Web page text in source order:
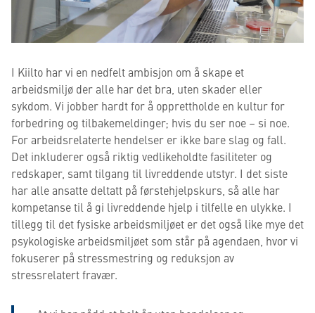
I Kiilto har vi en nedfelt ambisjon om å skape et
arbeidsmiljø der alle har det bra, uten skader eller
sykdom. Vi jobber hardt for å opprettholde en kultur for
forbedring og tilbakemeldinger; hvis du ser noe – si noe.
For arbeidsrelaterte hendelser er ikke bare slag og fall.
Det inkluderer også riktig vedlikeholdte fasiliteter og
redskaper, samt tilgang til livreddende utstyr. I det siste
har alle ansatte deltatt på førstehjelpskurs, så alle har
kompetanse til å gi livreddende hjelp i tilfelle en ulykke. I
tillegg til det fysiske arbeidsmiljøet er det også like mye det
psykologiske arbeidsmiljøet som står på agendaen, hvor vi
fokuserer på stressmestring og reduksjon av
stressrelatert fravær.